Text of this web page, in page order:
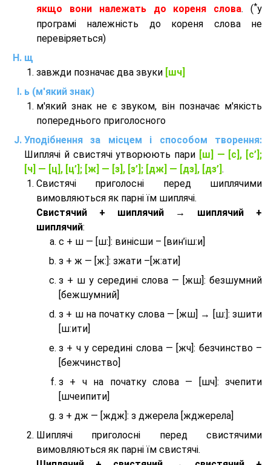
якщо вони належать до кореня слова. (*у
програмі належність до кореня слова не
перевіряеться)
щ
завжди позначає два звуки [шч]
ь (м'який знак)
м'який знак не є звуком, він позначає м'якість
попереднього приголосного
Уподібнення за місцем і способом творення:
Шиплячі й свистячі утворюють пари [ш] — [c], [с’];
[ч] — [ц], [ц’]; [ж] — [з], [з’]; [дж] — [дз], [дз’] .
Свистячі приголосні перед шиплячими
вимовляються як парні їм шиплячі.
Cвистячий + шиплячий → шиплячий +
шиплячий:
с + ш — [ш:]: винісши – [вин’іш:и]
з + ж — [ж:]: зжати –[ж:ати]
з + ш у середині слова — [жш]: безшумний
[бежшумний]
з + ш на початку слова — [жш] → [ш:]: зшити
[ш:ити]
з + ч у середині слова — [жч]: безчинство –
[бежчинство]
з + ч на початку слова — [шч]: зчепити
[шчеипити]
з + дж — [ждж]: з джерела [жджерела]
Шиплячі приголосні перед свистячими
вимовляються як парні їм свистячі.